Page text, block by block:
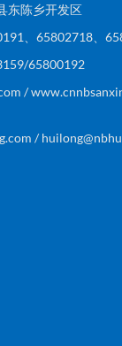
东陈乡开发区
、65802718、
65800192
/
/